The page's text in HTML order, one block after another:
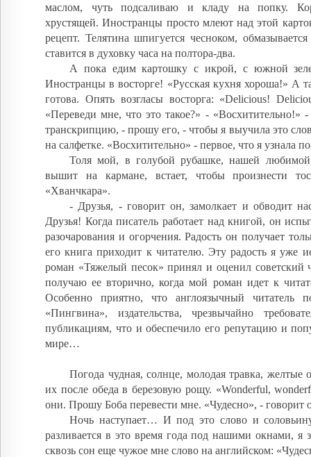
маслом, чуть подсаливаю и кладу на попку.
хрустящей. Иностранцы просто млеют над этой
рецепт. Телятина шпигуется чесноком,
ставится в духовку часа на полтора-два.
А пока едим картошку с икрой, с южной
Иностранцы в восторге! «Русская кухня хороша!» А
готова. Опять возгласы восторга: «Delicious!
«Переведи мне, что это такое?» - «Восхитительно!»
транскрипцию, - прошу его, - чтобы я выучила это
на салфетке. «Восхитительно» - первое, что я узнала
Толя мой, в голубой рубашке, нашей
вышит на кармане, встает, чтобы произнести
«Хванчкара».
- Друзья, - говорит он, замолкает и обводит
Друзья! Когда писатель работает над книгой, он
разочарования и огорчения. Радость он получает
его книга приходит к читателю. Эту радость я уже
роман «Тяжелый песок» принял и оценил советский
получаю ее вторично, когда мой роман идет к
Особенно приятно, что англоязычный читатель
«Пингвина», издательства, чрезвычайно
публикациям, что и обеспечило его репутацию и
мире…
Погода чудная, солнце, молодая травка, желтые
их после обеда в березовую рощу. «Wonderful,
они. Прошу Боба перевести мне. «Чудесно», - говорит
Ночь наступает… И под это слово и
разливается в это время года под нашими окнами, я
сквозь сон еще чужое мне слово на английском: